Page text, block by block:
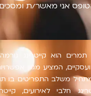
אני מאשר/ת
תמרים הוא קייטרינג
המציע מגוון
משלב התפריטים בו
חלבי לאירועים,